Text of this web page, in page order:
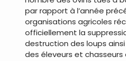
par rapport à l’année
organisations agricoles
officiellement la
destruction des loups
des éleveurs et